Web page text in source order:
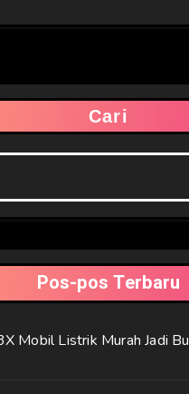
Cari
Pos-pos Terbaru
Mobil Listrik Murah Jadi